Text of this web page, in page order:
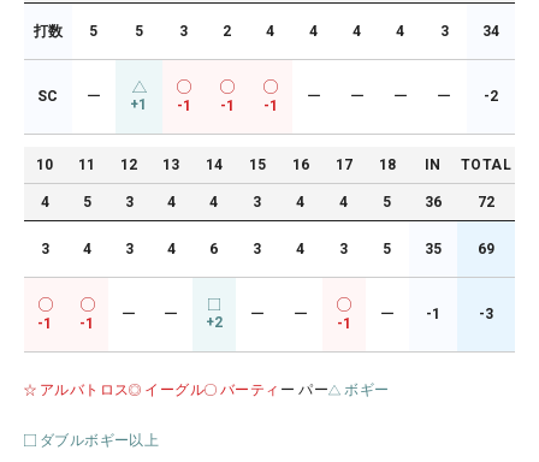
打数 5 5 3 2 4 4 4 4 3 34
SC ー +1 -1 -1 -1
ー ー ー ー -2
10 11 12 13 14 15 16 17 18 IN TOTAL
4 5 3 4 4 3 4 4 5 36 72
3 4 3 4 6 3 4 3 5 35 69
-1 -1
ー ー +2 ー ー
-1
ー -1 -3
アルバトロス イーグル バーティ ー パー ボギー
ダブルボギー以上